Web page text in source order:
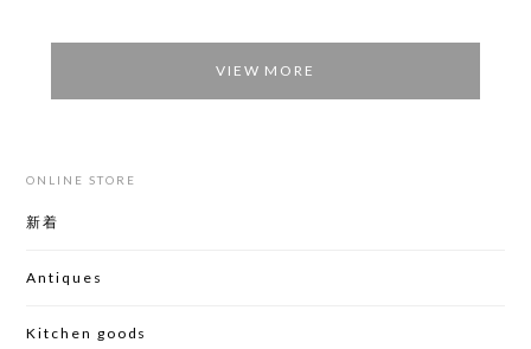
VIEW MORE
ONLINE STORE
新着
Antiques
Kitchen goods